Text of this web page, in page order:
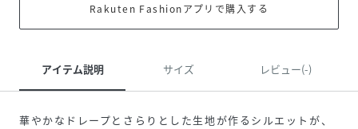
Rakuten Fashionアプリで購入する
アイテム説明 サイズ レビュー(-)
華やかなドレープとさらりとした生地が作るシルエットが、